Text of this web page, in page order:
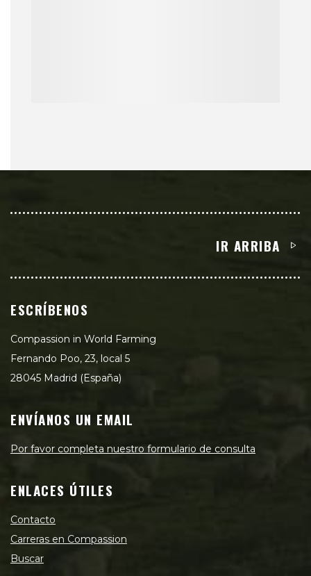
IR ARRIBA
ESCRÍBENOS
Compassion in World Farming
Fernando Poo, 23, local 5
28045 Madrid (España)
ENVÍANOS UN EMAIL
Por favor completa nuestro formulario de consulta
ENLACES ÚTILES
Contacto
Carreras en Compassion
Buscar